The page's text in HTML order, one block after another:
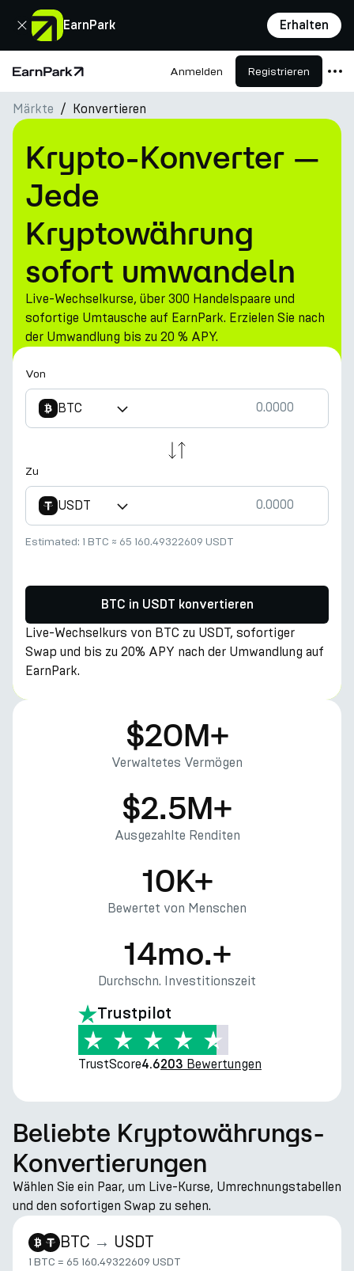
EarnPark Erhalten
Schließen
Startseite Anmelden Registrieren
Produkte
Märkte
Rechner
PARK Token
Ressourcen
Unternehmen
Märkte Konvertieren
Krypto-Konverter —
Jede
Kryptowährung
sofort umwandeln
Live-Wechselkurse, über 300 Handelspaare und
sofortige Umtausche auf EarnPark. Erzielen Sie nach
der Umwandlung bis zu 20 % APY.
Von
BTC
Zu
USDT
Estimated: 1 BTC ≈ 65 160.49322609 USDT
BTC in USDT konvertieren
Live-Wechselkurs von BTC zu USDT, sofortiger
Swap und bis zu 20% APY nach der Umwandlung auf
EarnPark.
$20M+
Verwaltetes Vermögen
$2.5M+
Ausgezahlte Renditen
10K+
Bewertet von Menschen
14mo.+
Durchschn. Investitionszeit
Trustpilot
TrustScore4.6203 Bewertungen
Beliebte Kryptowährungs-
Konvertierungen
Wählen Sie ein Paar, um Live-Kurse, Umrechnungstabellen
und den sofortigen Swap zu sehen.
BTC → USDT
1 BTC = 65 160.49322609 USDT